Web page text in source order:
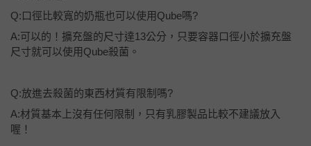
Q:口徑比較寬的奶瓶也可以使用Qube嗎?
A:可以的！擴充盤的尺寸達13公分，只要容器口徑小於擴充盤
尺寸就可以使用Qube殺菌。
Q:放進去殺菌的東西材質有限制嗎?
A:材質基本上沒有任何限制，只有乳膠製品比較不建議放入
喔！